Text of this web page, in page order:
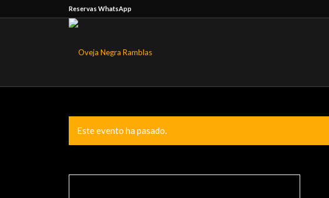
Reservas WhatsApp
Este evento ha pasado.